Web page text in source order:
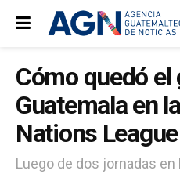
Cómo quedó el
Guatemala en
Nations League
Luego de dos jornadas